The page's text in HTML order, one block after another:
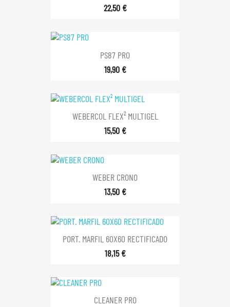
22,50 €
PS87 PRO
19,90 €
WEBERCOL FLEX² MULTIGEL
15,50 €
WEBER CRONO
13,50 €
PORT. MARFIL 60X60 RECTIFICADO
18,15 €
CLEANER PRO